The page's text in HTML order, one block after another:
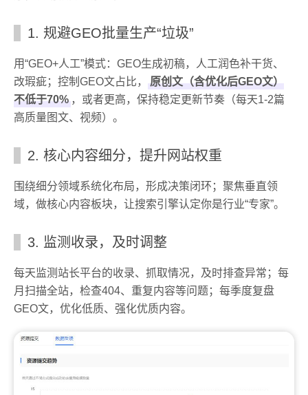
1. 规避GEO批量生产“垃圾”
用“GEO+人工”模式：GEO生成初稿，人工润色补干货、
改瑕疵；控制GEO文占比，
原创文（含优化后GEO文）
不低于70% ，或者更高，保持稳定更新节奏（每天1-2篇
高质量图文、视频）。
2. 核心内容细分，提升网站权重
围绕细分领域系统化布局，形成决策闭环；聚焦垂直领
域，做核心内容板块，让搜索引擎认定你是行业“专家”。
3. 监测收录，及时调整
每天监测站长平台的收录、抓取情况，及时排查异常；每
月扫描全站，检查404、重复内容等问题；每季度复盘
GEO文，优化低质、强化优质内容。